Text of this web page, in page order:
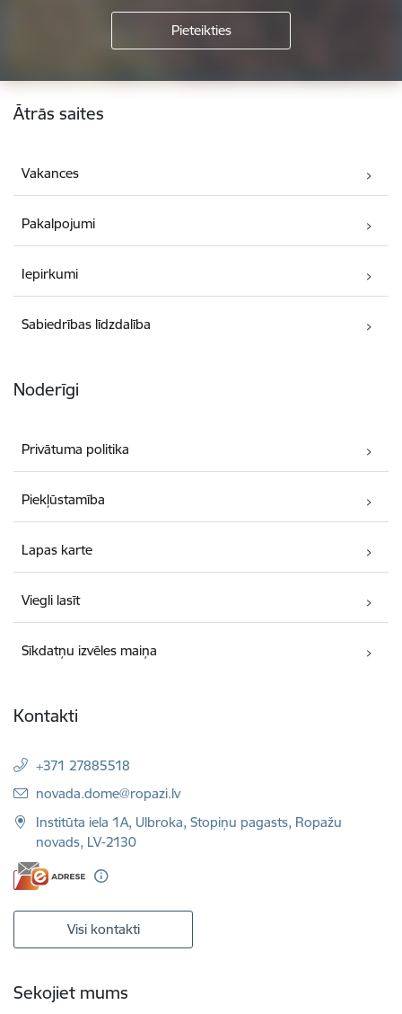
Kājene
Ātrās saites
Vakances
Pakalpojumi
Iepirkumi
Sabiedrības līdzdalība
Noderīgi
Privātuma politika
Piekļūstamība
Lapas karte
Viegli lasīt
Sīkdatņu izvēles maiņa
Kontakti
+371 27885518
E-pasts:
novada.dome@ropazi.lv
Institūta iela 1A, Ulbroka, Stopiņu pagasts, Ropažu
novads, LV-2130
Visi kontakti
Sekojiet mums